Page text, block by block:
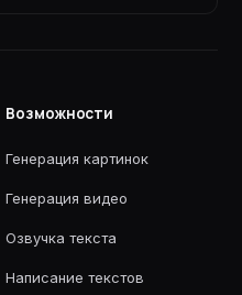
Возможности
Генерация картинок
Генерация видео
Озвучка текста
Написание текстов